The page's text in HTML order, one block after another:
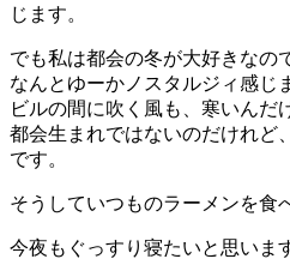
じます。
でも私は都会の冬が大好きなの
なんとゆーかノスタルジィ感じ
ビルの間に吹く風も、寒いんだ
都会生まれではないのだけれど
です。
そうしていつものラーメンを食
今夜もぐっすり寝たいと思いま